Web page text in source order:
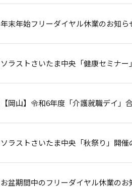
年末年始フリーダイヤル休業のお知ら
ソラストさいたま中央「健康セミナ
【岡山】令和6年度「介護就職デイ
ソラストさいたま中央「秋祭り」開催
お盆期間中のフリーダイヤル休業のお